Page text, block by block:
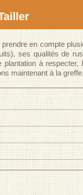
en compte
ses qualités de
à
maintenant à la